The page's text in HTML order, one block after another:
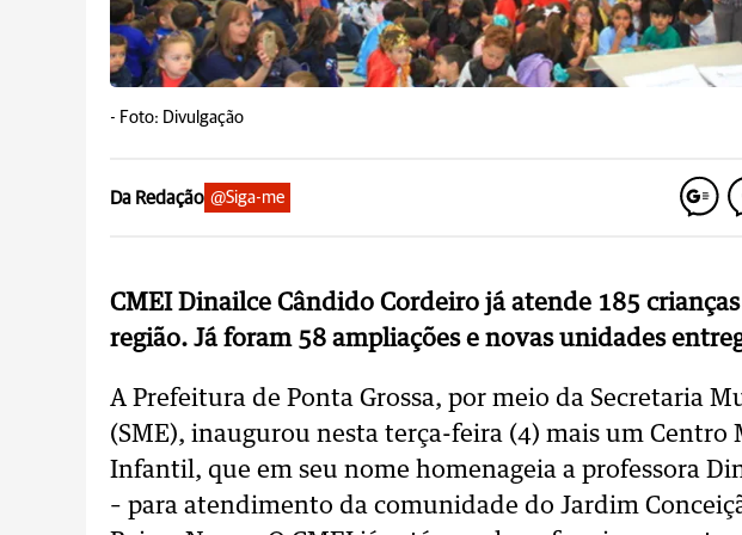
- Foto: Divulgação
Da Redação @Siga-me
CMEI Dinailce Cândido Cordeiro já atende 185
região. Já foram 58 ampliações e novas unidades
A Prefeitura de Ponta Grossa, por meio da Secretaria
(SME), inaugurou nesta terça-feira (4) mais um Centro
Infantil, que em seu nome homenageia a professora
– para atendimento da comunidade do Jardim